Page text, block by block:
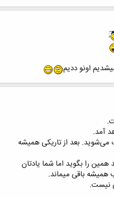
اونو ددیم
آمد.
بعد از تاریکی همیشه
را بگوید اما شما یادتان
باقی میماند.
نیست.